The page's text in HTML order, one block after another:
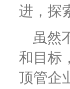
进，探
虽然
和目标
顶管企